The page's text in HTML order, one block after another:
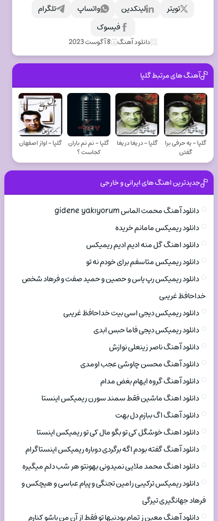
تلگرام واتساپ لینکدین
تویتر
فیسوک
دانلود آهنگ 8 آگوست 2023
آهنگ های مرتبط گلپا
گلپا - یه حرفی برا
گفتن
گلپا - دریغا دریغا
گلپا - نم نم باران
کجاست ؟
گلپا - اواز اصفهان
جدیدترین اهنگ های ایرانی و خارجی
دانلود آهنگ محمت الماس gidene yakıyorum
دانلود ریمیکس مامانم خریده
دانلود اهنگ گل منه ادیم ادیم ریمیکس
دانلود ریمیکس متاسفم برای خودم نه تو
دانلود ریمیکس رپ یاس و حصین و حمید صفت و فرهاد شخص
خداحافظ غریبی
دانلود ریمیکس دیجی اسی بیت خداحافظ غریبی
دانلود ریمیکس دیجی فاما حبس ابدی
دانلود آهنگ ناصر زینعلی نوازش
دانلود آهنگ محسن چاوشی عجب اومدی
دانلود آهنگ گروه ایهام بغض مدام
دانلود اهنگ ماشین فقط سمند سورن ریمیکس اینستا
دانلود آهنگ اگ ببازم دل بهت
دانلود اهنگ خوشگل کی تو بگو مال کی تو ریمیکس اینستا
دانلود آهنگ گفته بودم اگه برگردی دوباره ریمیکس اینستاگرام
دانلود اهنگ محمد ملایی نمیدونی بهونتو هر شب دلم میگیره
دانلود ریمیکس ترکیبی رامین تجنگی و پیام عباسی و هیچکس و
فرهاد جهانگیری تیرگی
دانلود آهنگ معین ز تمام بودنیها تو فقط از آن من باشو کنارم